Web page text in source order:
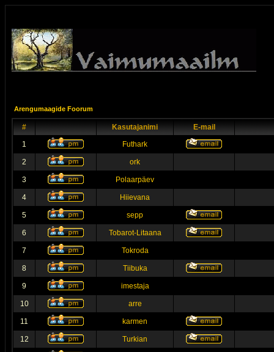
Arengumaagide Foorum
# Kasutajanimi
E-mail
1
Futhark
2 ork
3 Polaarpäev
4 Hiievana
5 sepp
6 Tobarot-Litaana
7 Tokroda
8 Tiibuka
9 imestaja
10 arre
11 karmen
12 Turkian